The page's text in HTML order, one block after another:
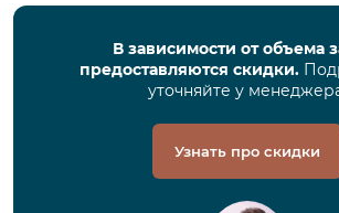
В зависимости от объема
предоставляются скидки.
уточняйте у
Узнать про скидки